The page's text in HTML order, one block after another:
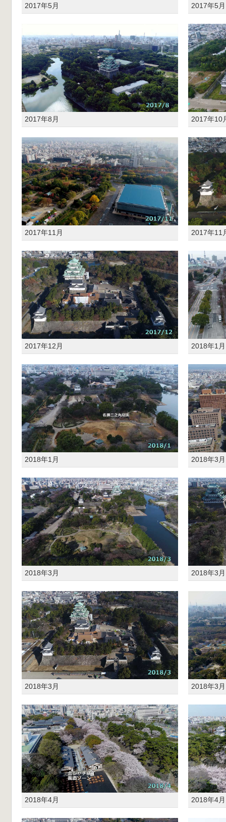
2017年5月 2017年5月
2017年8月 2017年10
2017年11月 2017年11
2017年12月 2018年1月
2018年1月 2018年3月
2018年3月 2018年3月
2018年3月 2018年3月
2018年4月 2018年4月